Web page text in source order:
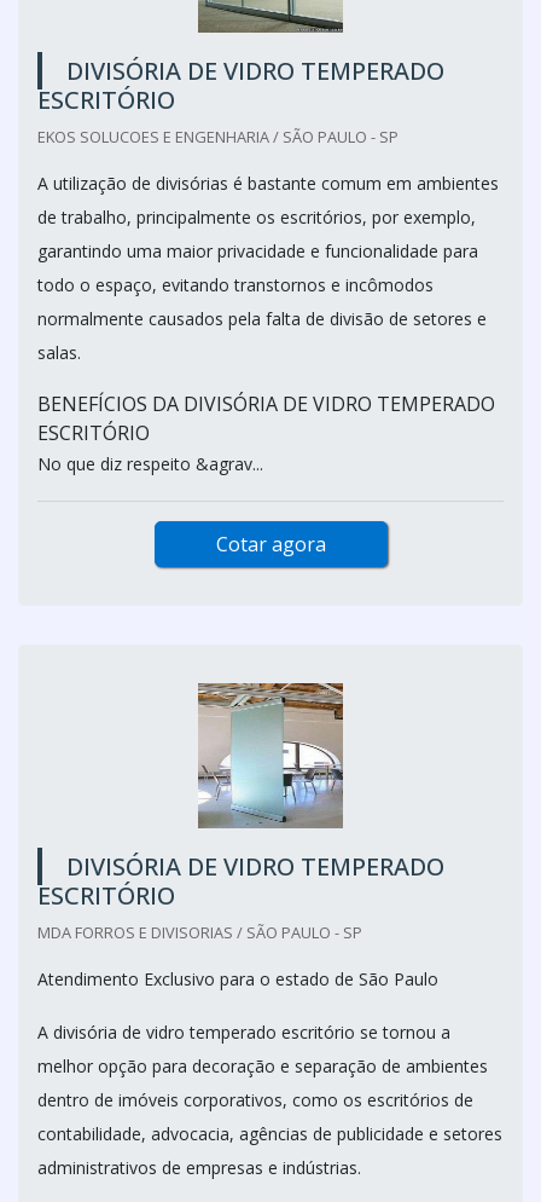
DIVISÓRIA DE VIDRO TEMPERADO
ESCRITÓRIO
EKOS SOLUCOES E ENGENHARIA / SÃO PAULO - SP
A utilização de divisórias é bastante comum em ambientes
de trabalho, principalmente os escritórios, por exemplo,
garantindo uma maior privacidade e funcionalidade para
todo o espaço, evitando transtornos e incômodos
normalmente causados pela falta de divisão de setores e
salas.
BENEFÍCIOS DA DIVISÓRIA DE VIDRO TEMPERADO
ESCRITÓRIO
No que diz respeito &agrav...
Cotar agora
DIVISÓRIA DE VIDRO TEMPERADO
ESCRITÓRIO
MDA FORROS E DIVISORIAS / SÃO PAULO - SP
Atendimento Exclusivo para o estado de São Paulo
A divisória de vidro temperado escritório se tornou a
melhor opção para decoração e separação de ambientes
dentro de imóveis corporativos, como os escritórios de
contabilidade, advocacia, agências de publicidade e setores
administrativos de empresas e indústrias.